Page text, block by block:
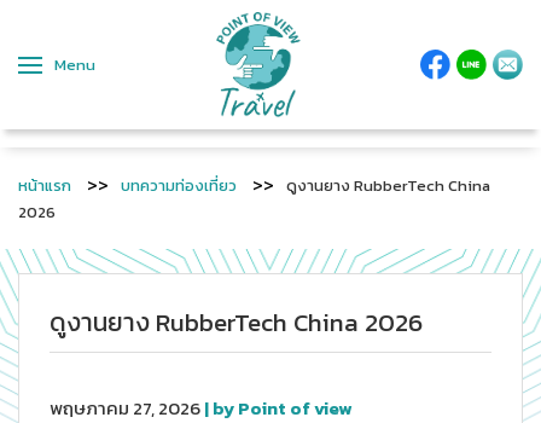
Menu
หน้าแรก บทความท่องเที่ยว
ดูงานยาง RubberTech China
2026
ดูงานยาง RubberTech China 2026
พฤษภาคม 27, 2026| by Point of view